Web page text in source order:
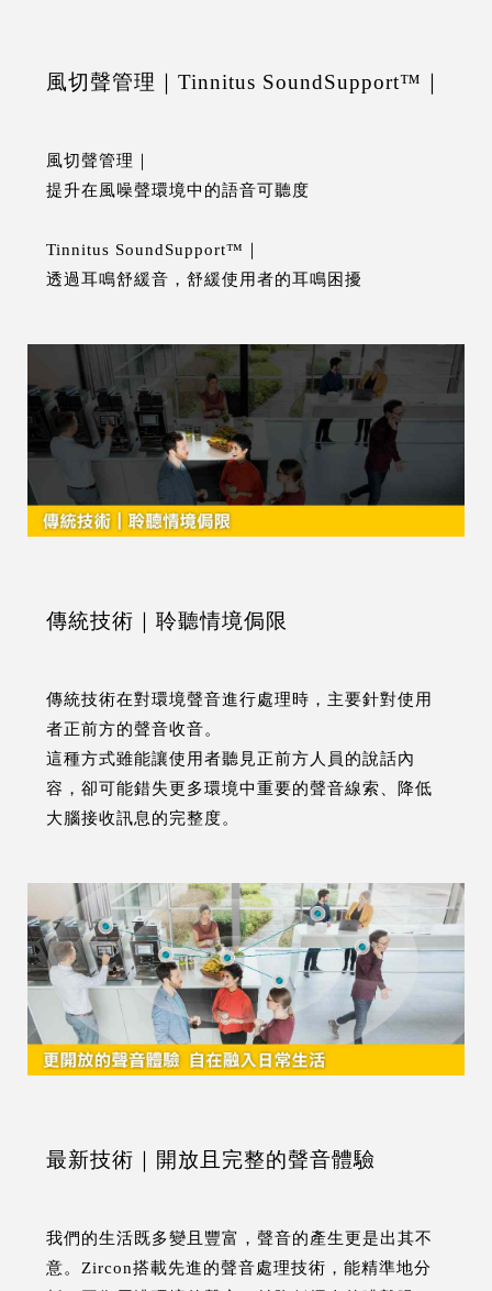
風切聲管理｜Tinnitus SoundSupport™｜
風切聲管理｜
提升在風噪聲環境中的語音可聽度
Tinnitus SoundSupport™｜
透過耳鳴舒緩音，舒緩使用者的耳鳴困擾
傳統技術｜聆聽情境侷限
傳統技術在對環境聲音進行處理時，主要針對使用
者正前方的聲音收音。
這種方式雖能讓使用者聽見正前方人員的說話內
容，卻可能錯失更多環境中重要的聲音線索、降低
大腦接收訊息的完整度。
最新技術｜開放且完整的聲音體驗
我們的生活既多變且豐富，聲音的產生更是出其不
意。Zircon搭載先進的聲音處理技術，能精準地分